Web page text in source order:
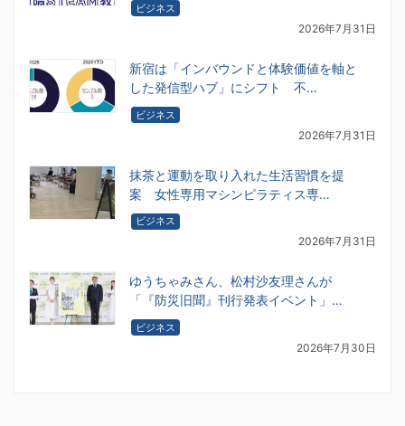
ビジネス
2026年7月31日
新宿は「インバウンドと体験価値を軸と
した発信型ハブ」にシフト 不…
ビジネス
2026年7月31日
抹茶と運動を取り入れた生活習慣を提
案 女性専用マシンピラティス専…
ビジネス
2026年7月31日
ゆうちゃみさん、松村沙友理さんが
「『防災旧聞』刊行発表イベント」…
ビジネス
2026年7月30日